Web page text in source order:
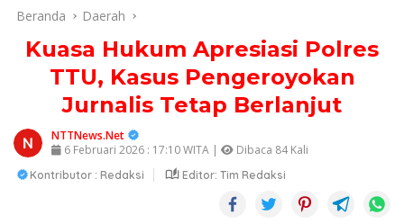
Beranda Daerah
Kuasa Hukum Apresiasi Polres
TTU, Kasus Pengeroyokan
Jurnalis Tetap Berlanjut
NTTNews.Net
6 Februari 2026 : 17:10 WITA |
Dibaca 84 Kali
Kontributor : Redaksi Editor: Tim Redaksi